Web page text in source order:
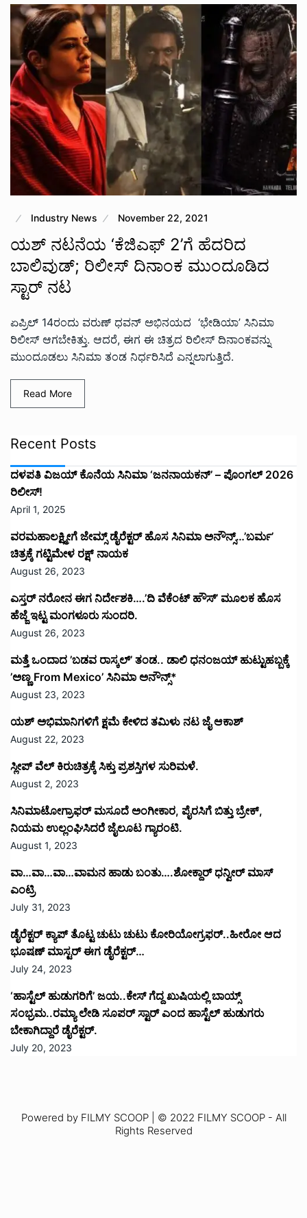
Industry News November 22, 2021
ಯಶ್​ ನಟನೆಯ ‘ಕೆಜಿಎಫ್​ 2’ಗೆ ಹೆದರಿದ
ಬಾಲಿವುಡ್​; ರಿಲೀಸ್​ ದಿನಾಂಕ ಮುಂದೂಡಿದ
ಸ್ಟಾರ್​ ನಟ
ಏಪ್ರಿಲ್ 14ರಂದು ವರುಣ್ ಧವನ್ ಅಭಿನಯದ ‘ಭೇಡಿಯಾ’ ಸಿನಿಮಾ
ರಿಲೀಸ್ ಆಗಬೇಕಿತ್ತು. ಆದರೆ, ಈಗ ಈ ಚಿತ್ರದ ರಿಲೀಸ್ ದಿನಾಂಕವನ್ನು
ಮುಂದೂಡಲು ಸಿನಿಮಾ ತಂಡ ನಿರ್ಧರಿಸಿದೆ ಎನ್ನಲಾಗುತ್ತಿದೆ.
Read More
Recent Posts
ದಳಪತಿ ವಿಜಯ್‌ ಕೊನೆಯ ಸಿನಿಮಾ ‘ಜನನಾಯಕನ್’ – ಪೊಂಗಲ್ 2026
ರಿಲೀಸ್!
April 1, 2025
ವರಮಹಾಲಕ್ಷ್ಮೀಗೆ ಜೇಮ್ಸ್ ಡೈರೆಕ್ಟರ್ ಹೊಸ ಸಿನಿಮಾ ಅನೌನ್ಸ್…’ಬರ್ಮ’
ಚಿತ್ರಕ್ಕೆ ಗಟ್ಟಿಮೇಳ ರಕ್ಷ್ ನಾಯಕ
August 26, 2023
ಎಸ್ತರ್ ನರೋನ ಈಗ ನಿರ್ದೇಶಕಿ….’ದಿ ವೆಕೆಂಟ್ ಹೌಸ್‌’‌ ಮೂಲಕ ಹೊಸ
ಹೆಜ್ಜೆ ಇಟ್ಟ ಮಂಗಳೂರು ಸುಂದರಿ.
August 26, 2023
ಮತ್ತೆ ಒಂದಾದ ’ಬಡವ ರಾಸ್ಕಲ್’ ತಂಡ.. ಡಾಲಿ ಧನಂಜಯ್ ಹುಟ್ಟುಹಬ್ಬಕ್ಕೆ
’ಅಣ್ಣ From Mexico’ ಸಿನಿಮಾ ಅನೌನ್ಸ್*
August 23, 2023
ಯಶ್ ಅಭಿಮಾನಿಗಳಿಗೆ ಕ್ಷಮೆ ಕೇಳಿದ ತಮಿಳು ನಟ ಜೈ ಆಕಾಶ್
August 22, 2023
ಸ್ಲೀಪ್ ವೆಲ್ ಕಿರುಚಿತ್ರಕ್ಕೆ ಸಿಕ್ತು ಪ್ರಶಸ್ತಿಗಳ ಸುರಿಮಳೆ.
August 2, 2023
ಸಿನಿಮಾಟೋಗ್ರಾಫರ್ ಮಸೂದೆ ಅಂಗೀಕಾರ, ಪೈರಸಿಗೆ ಬಿತ್ತು ಬ್ರೇಕ್,
ನಿಯಮ ಉಲ್ಲಂಘಿಸಿದರೆ ಜೈಲೂಟ ಗ್ಯಾರಂಟಿ.
August 1, 2023
ವಾ…ವಾ…ವಾ…ವಾಮನ ಹಾಡು ಬಂತು….ಶೋಕ್ದಾರ್ ಧನ್ವೀರ್ ಮಾಸ್
ಎಂಟ್ರಿ
July 31, 2023
ಡೈರೆಕ್ಟರ್ ಕ್ಯಾಪ್ ತೊಟ್ಟ ಚುಟು ಚುಟು ಕೋರಿಯೋಗ್ರಫರ್..ಹೀರೋ ಆದ
ಭೂಷಣ್ ಮಾಸ್ಟರ್ ಈಗ ಡೈರೆಕ್ಟರ್…
July 24, 2023
‘ಹಾಸ್ಟೆಲ್ ಹುಡುಗರಿಗೆ’ ಜಯ..ಕೇಸ್ ಗೆದ್ದ ಖುಷಿಯಲ್ಲಿ ಬಾಯ್ಸ್
ಸಂಭ್ರಮ..ರಮ್ಯಾ ಲೇಡಿ ಸೂಪರ್ ಸ್ಟಾರ್ ಎಂದ ಹಾಸ್ಟೆಲ್ ಹುಡುಗರು
ಬೇಕಾಗಿದ್ದಾರೆ ಡೈರೆಕ್ಟರ್.
July 20, 2023
Powered by FILMY SCOOP | © 2022 FILMY SCOOP - All
Rights Reserved